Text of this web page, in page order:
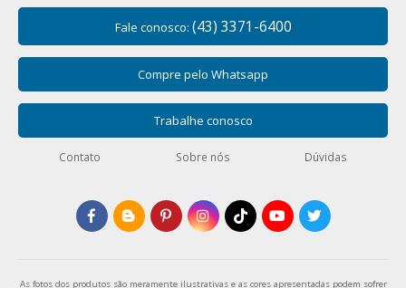
Fale conosco: (43) 3371-6400
Compre pelo Whatsapp
Trabalhe conosco
Contato Sobre nós Dúvidas
As fotos dos produtos são meramente ilustrativas e as cores apresentadas podem sofrer